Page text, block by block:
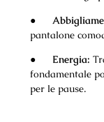
●
pantalone
● Energia:
fondamentale
per le pause.